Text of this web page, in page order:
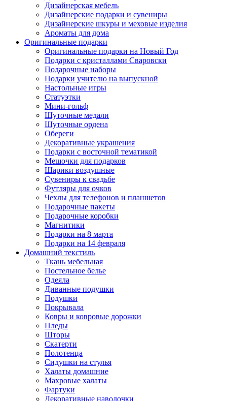
Дизайнерская мебель
Дизайнерские подарки и сувениры
Дизайнерские шкуры и меховые изделия
Ароматы для дома
Оригинальные подарки
Оригинальные подарки на Новый Год
Подарки с кристаллами Сваровски
Подарочные наборы
Подарки учителю на выпускной
Настольные игры
Статуэтки
Мини-гольф
Шуточные медали
Шуточные ордена
Обереги
Декоративные украшения
Подарки с восточной тематикой
Мешочки для подарков
Шарики воздушные
Сувениры к свадьбе
Футляры для очков
Чехлы для телефонов и планшетов
Подарочные пакеты
Подарочные коробки
Магнитики
Подарки на 8 марта
Подарки на 14 февраля
Домашний текстиль
Ткань мебельная
Постельное белье
Одеяла
Диванные подушки
Подушки
Покрывала
Ковры и ковровые дорожки
Пледы
Шторы
Скатерти
Полотенца
Сидушки на стулья
Халаты домашние
Махровые халаты
Фартуки
Декоративные наволочки